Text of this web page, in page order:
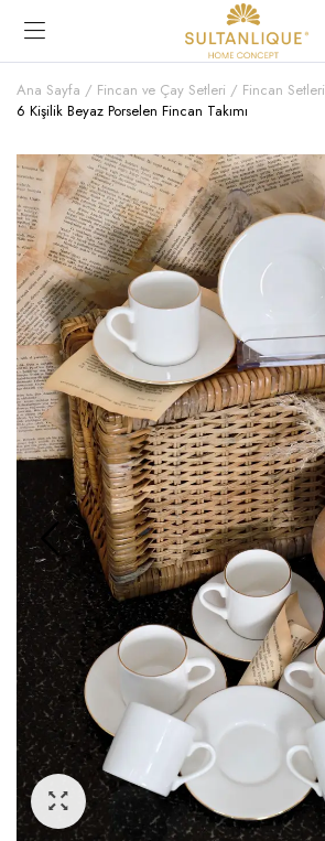
Ana Sayfa Fincan ve Çay Setleri
Fincan Setleri
6 Kişilik Beyaz Porselen Fincan Takımı